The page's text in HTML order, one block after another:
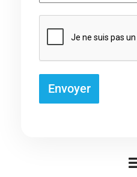
Envoyer